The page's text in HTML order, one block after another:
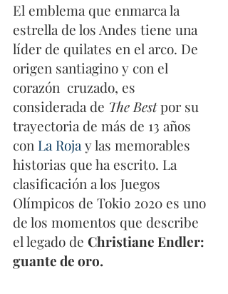
El emblema que enmarca la
estrella de los Andes tiene una
líder de quilates en el arco. De
origen santiagino y con el
corazón  cruzado, es
considerada de The Best por su
trayectoria de más de 13 años
con La Roja y las memorables
historias que ha escrito. La
clasificación a los Juegos
Olímpicos de Tokio 2020 es uno
de los momentos que describe
el legado de Christiane Endler:
guante de oro.